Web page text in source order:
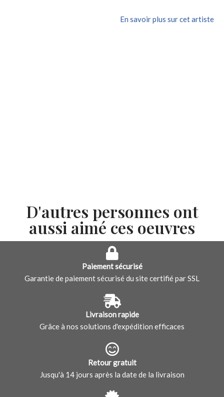
En savoir plus sur cet artiste
D'autres personnes ont
aussi aimé ces oeuvres
Paiement sécurisé
Garantie de paiement sécurisé du site certifié par SSL
Livraison rapide
Grâce à nos solutions d'expédition efficaces
Retour gratuit
Jusqu'à 14 jours après la date de la livraison